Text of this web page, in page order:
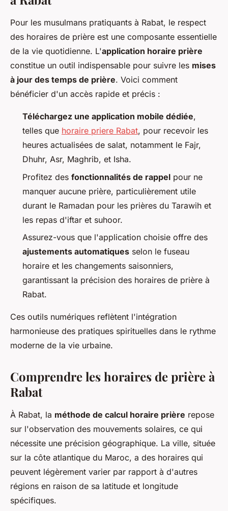
Pour les musulmans pratiquants à Rabat, le respect
des horaires de prière est une composante essentielle
de la vie quotidienne. L'application horaire prière
constitue un outil indispensable pour suivre les mises
à jour des temps de prière. Voici comment
bénéficier d'un accès rapide et précis :
Téléchargez une application mobile dédiée,
telles que horaire priere Rabat, pour recevoir les
heures actualisées de salat, notamment le Fajr,
Dhuhr, Asr, Maghrib, et Isha.
Profitez des fonctionnalités de rappel pour ne
manquer aucune prière, particulièrement utile
durant le Ramadan pour les prières du Tarawih et
les repas d'iftar et suhoor.
Assurez-vous que l'application choisie offre des
ajustements automatiques selon le fuseau
horaire et les changements saisonniers,
garantissant la précision des horaires de prière à
Rabat.
Ces outils numériques reflètent l'intégration
harmonieuse des pratiques spirituelles dans le rythme
moderne de la vie urbaine.
Comprendre les horaires de prière à
Rabat
À Rabat, la méthode de calcul horaire prière repose
sur l'observation des mouvements solaires, ce qui
nécessite une précision géographique. La ville, située
sur la côte atlantique du Maroc, a des horaires qui
peuvent légèrement varier par rapport à d'autres
régions en raison de sa latitude et longitude
spécifiques.